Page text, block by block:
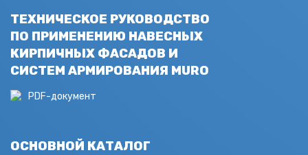
ТЕХНИЧЕСКОЕ РУКОВОДСТВО
ПО ПРИМЕНЕНИЮ НАВЕСНЫХ
КИРПИЧНЫХ ФАСАДОВ И
СИСТЕМ АРМИРОВАНИЯ MURO
PDF-документ
ОСНОВНОЙ КАТАЛОГ